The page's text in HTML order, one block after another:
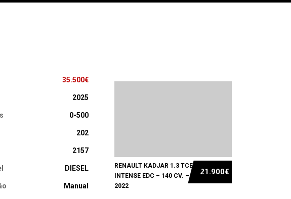
35.500€
2025
0-500
202
2157
DIESEL
Manual
RENAULT KADJAR 1.3 TCE
INTENSE EDC – 140 CV. –
2022
21.900€